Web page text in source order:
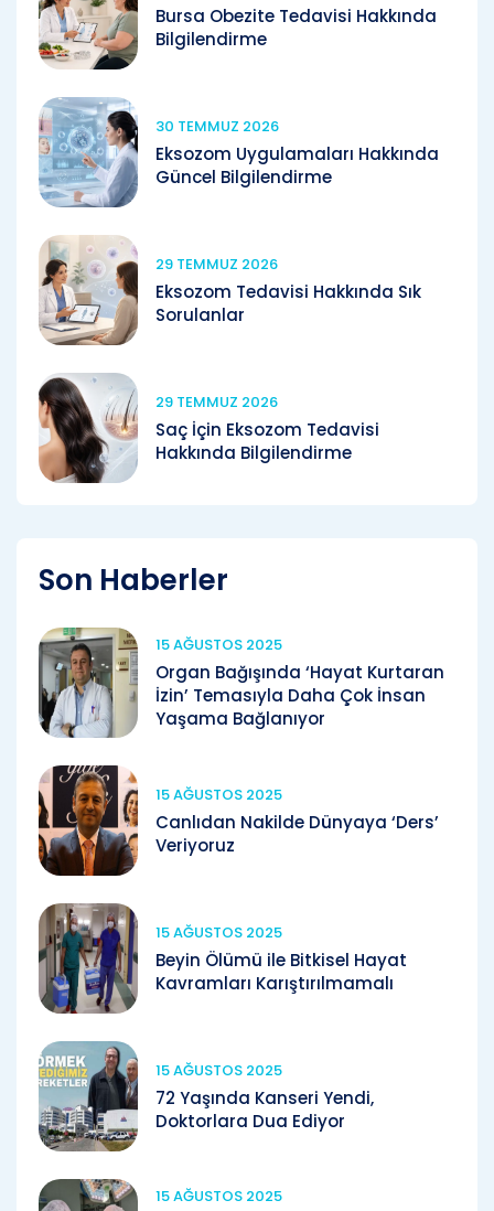
Bursa Obezite Tedavisi Hakkında
Bilgilendirme
30 TEMMUZ 2026
Eksozom Uygulamaları Hakkında
Güncel Bilgilendirme
29 TEMMUZ 2026
Eksozom Tedavisi Hakkında Sık
Sorulanlar
29 TEMMUZ 2026
Saç İçin Eksozom Tedavisi
Hakkında Bilgilendirme
Son Haberler
15 AĞUSTOS 2025
Organ Bağışında ‘Hayat Kurtaran
İzin’ Temasıyla Daha Çok İnsan
Yaşama Bağlanıyor
15 AĞUSTOS 2025
Canlıdan Nakilde Dünyaya ‘Ders’
Veriyoruz
15 AĞUSTOS 2025
Beyin Ölümü ile Bitkisel Hayat
Kavramları Karıştırılmamalı
15 AĞUSTOS 2025
72 Yaşında Kanseri Yendi,
Doktorlara Dua Ediyor
15 AĞUSTOS 2025